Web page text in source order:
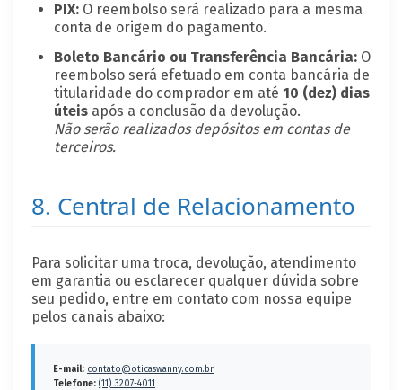
PIX: O reembolso será realizado para a mesma
conta de origem do pagamento.
Boleto Bancário ou Transferência Bancária: O
reembolso será efetuado em conta bancária de
titularidade do comprador em até 10 (dez) dias
úteis após a conclusão da devolução.
Não serão realizados depósitos em contas de
terceiros.
8. Central de Relacionamento
Para solicitar uma troca, devolução, atendimento
em garantia ou esclarecer qualquer dúvida sobre
seu pedido, entre em contato com nossa equipe
pelos canais abaixo:
E-mail: contato@oticaswanny.com.br
Telefone: (11) 3207-4011